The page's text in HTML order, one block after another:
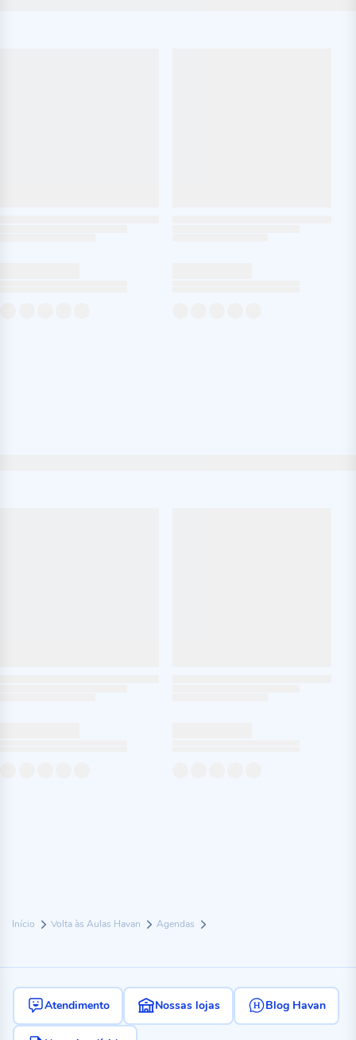
Início Volta às Aulas Havan Agendas
Atendimento Nossas lojas Blog Havan